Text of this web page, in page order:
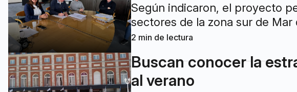
Según indicaron, el proyecto
sectores de la zona sur de Mar
2 min de lectura
Buscan conocer la
al verano